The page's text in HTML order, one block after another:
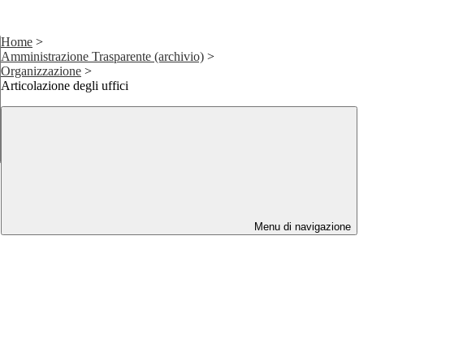
Home >
Amministrazione Trasparente (archivio) >
Organizzazione >
Articolazione degli uffici
Menu di navigazione